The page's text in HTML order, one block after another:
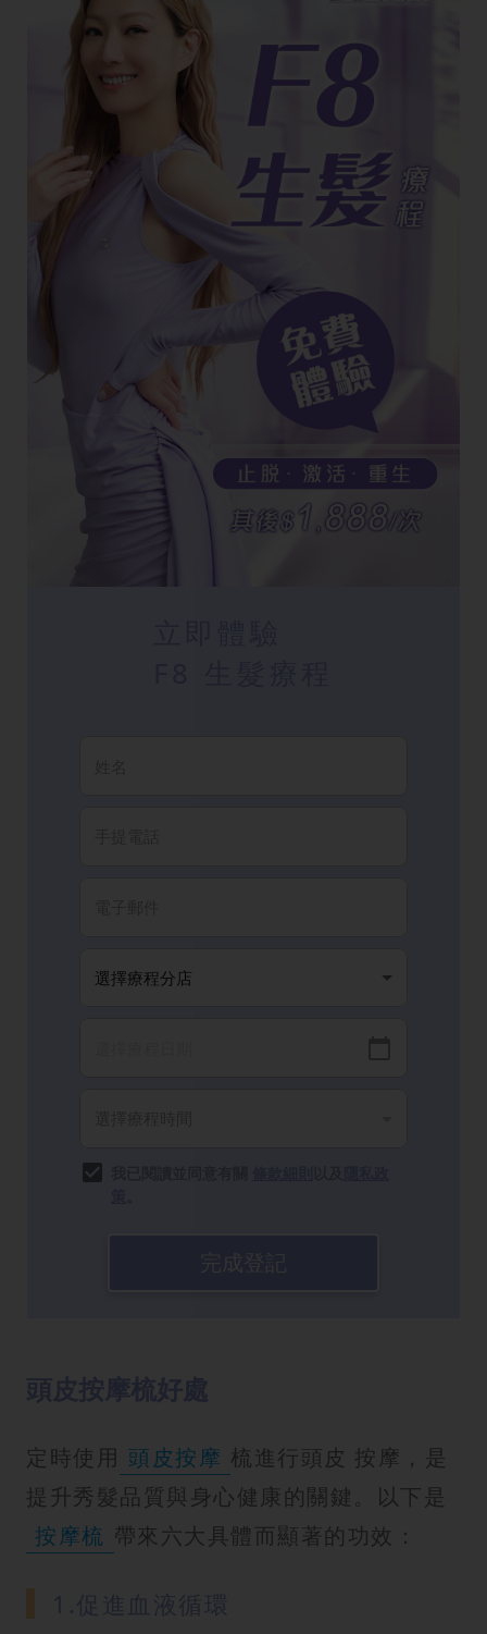
定時使用 頭皮按摩 梳進行頭皮 按摩，是
提升秀髮品質與身心健康的關鍵。以下是
按摩梳 帶來六大具體而顯著的功效：